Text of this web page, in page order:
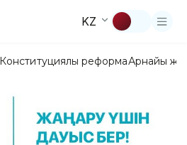
KZ
Конституциялық реформаАрнайы